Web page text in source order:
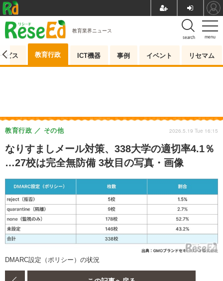
menu
search
教育業界ニュース
ビス 教育行政 ICT機器 事例 イベント リセマム
なりすましメール対策、338大学の適切率4.1％
…27校は完全無防備 3枚目の写真・画像
教育行政 その他 2026.5.19 Tue 16:15
DMARC設定（ポリシー）の状況